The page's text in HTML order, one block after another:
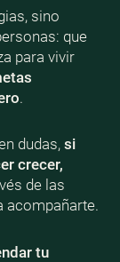
sino
que
para vivir
.
dudas, si
crecer,
de las
acompañarte.
tu